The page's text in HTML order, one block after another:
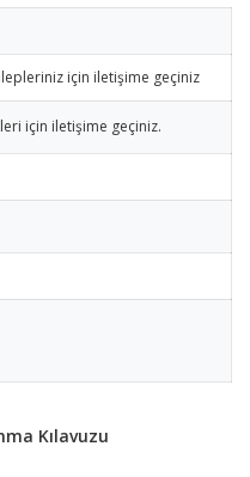
için iletişime geçiniz
için iletişime geçiniz.
Kılavuzu